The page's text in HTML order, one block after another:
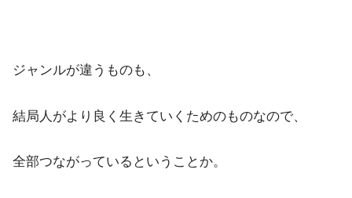
ジャンルが違うものも、
結局人がより良く生きていくためのものなので、
全部つながっているということか。